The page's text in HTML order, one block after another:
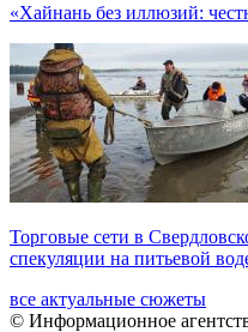
«Хайнань без иллюзий:
Торговые сети в
спекуляции на питьевой
все актуальные сюжеты
© Информационное